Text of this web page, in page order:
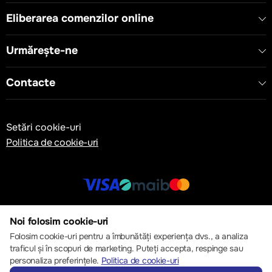
Eliberarea comenzilor online
Urmărește-ne
Contacte
Setări cookie-uri
Politica de cookie-uri
© 2013 – 2026 ECOM
Noi folosim cookie-uri
Folosim cookie-uri pentru a îmbunătăți experiența dvs., a analiza
traficul și în scopuri de marketing. Puteți accepta, respinge sau
personaliza preferințele. Politica de cookie-uri